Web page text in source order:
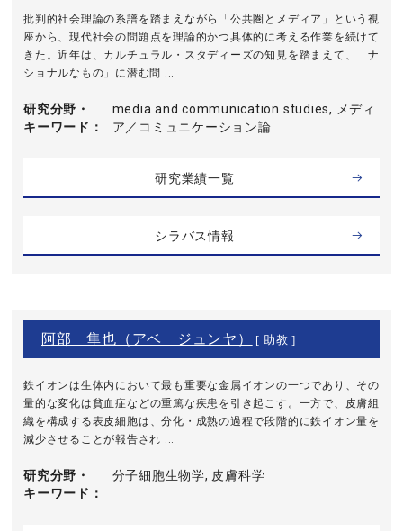
批判的社会理論の系譜を踏まえながら「公共圏とメディア」という視
座から、現代社会の問題点を理論的かつ具体的に考える作業を続けて
きた。近年は、カルチュラル・スタディーズの知見を踏まえて、「ナ
ショナルなもの」に潜む問 ...
研究分野・
キーワード
media and communication studies, メディ
ア／コミュニケーション論
研究業績一覧
シラバス情報
阿部 隼也（アベ ジュンヤ） [ 助教 ]
鉄イオンは生体内において最も重要な金属イオンの一つであり、その
量的な変化は貧血症などの重篤な疾患を引き起こす。一方で、皮膚組
織を構成する表皮細胞は、分化・成熟の過程で段階的に鉄イオン量を
減少させることが報告され ...
研究分野・
キーワード
分子細胞生物学, 皮膚科学